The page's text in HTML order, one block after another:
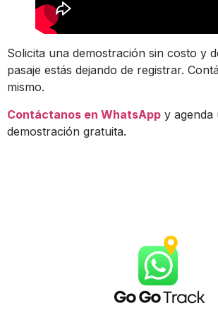
Solicita una demostración sin costo y
pasaje estás dejando de registrar.
mismo.
Contáctanos en WhatsApp y agenda
demostración gratuita.